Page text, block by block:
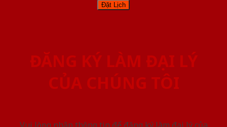
ĐĂNG KÝ LÀM ĐẠI LÝ
CỦA CHÚNG TÔI